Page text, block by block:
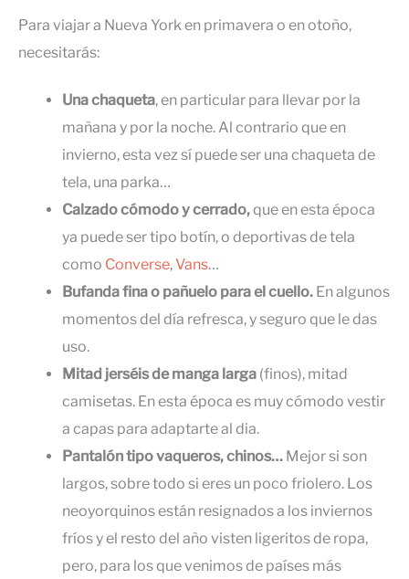
Para viajar a Nueva York en primavera o en otoño,
necesitarás:
Una chaqueta, en particular para llevar por la
mañana y por la noche. Al contrario que en
invierno, esta vez sí puede ser una chaqueta de
tela, una parka…
Calzado cómodo y cerrado,que en esta época
ya puede ser tipo botín, o deportivas de tela
como Converse,Vans…
Bufanda fina o pañuelo para el cuello. En algunos
momentos del día refresca, y seguro que le das
uso.
Mitad jerséis de manga larga (finos), mitad
camisetas. En esta época es muy cómodo vestir
a capas para adaptarte al dia.
Pantalón tipo vaqueros, chinos… Mejor si son
largos, sobre todo si eres un poco friolero. Los
neoyorquinos están resignados a los inviernos
fríos y el resto del año visten ligeritos de ropa,
pero, para los que venimos de países más